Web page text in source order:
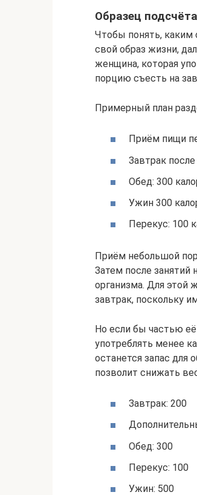
Образец
Чтобы понять, каким
свой образ жизни,
женщина, которая
порцию съесть на
Примерный план
Приём пищи
Завтрак
Обед: 300
Ужин 300
Перекус: 100
Приём небольшой
Затем после занятий
организма. Для этой
завтрак, поскольку
Но если бы частью
употреблять менее
останется запас для
позволит снижать
Завтрак: 200
Обед: 300
Перекус: 100
Ужин: 500